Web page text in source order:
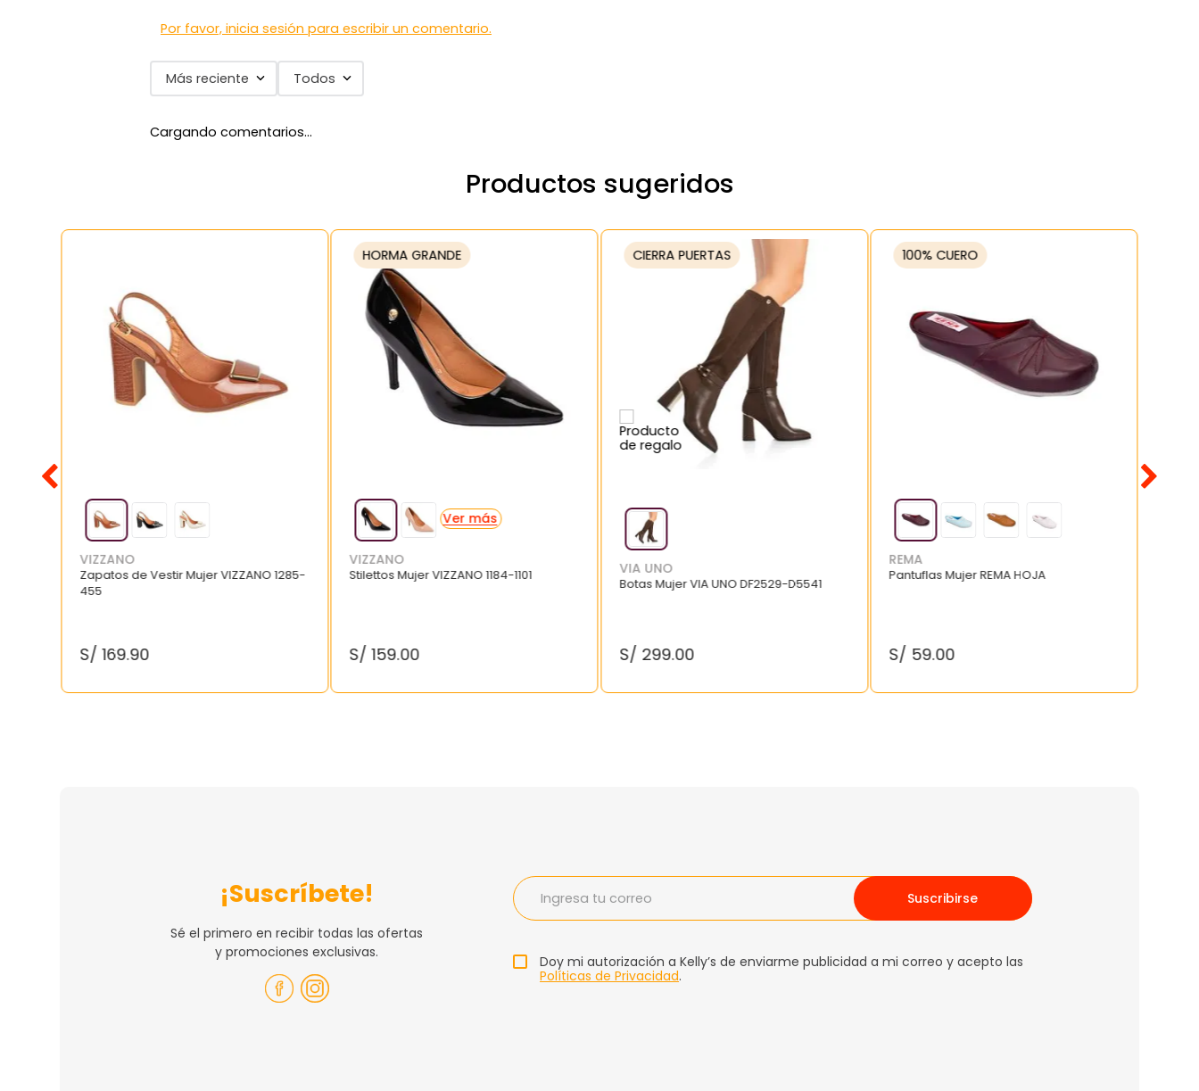
Por favor, inicia sesión para escribir un comentario.
Más reciente Todos
Cargando comentarios…
Productos sugeridos
VIZZANO
Zapatos de Vestir Mujer VIZZANO 1285-
455
S/ 169.90
HORMA GRANDE
VIZZANO
Stilettos Mujer VIZZANO 1184-1101
S/ 159.00
CIERRA PUERTAS
VIA UNO
Botas Mujer VIA UNO DF2529-D5541
S/ 299.00
100% CUERO
REMA
Pantuflas Mujer REMA HOJA
S/ 59.00
¡Suscríbete!
Sé el primero en recibir todas las ofertas
y promociones exclusivas.
Suscribirse
Doy mi autorización a Kelly’s de enviarme publicidad a mi correo y acepto las
Políticas de Privacidad.